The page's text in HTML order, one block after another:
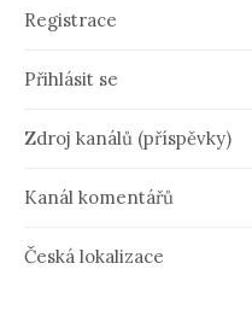
Registrace
Přihlásit se
Zdroj kanálů (příspěvky)
Kanál komentářů
Česká lokalizace